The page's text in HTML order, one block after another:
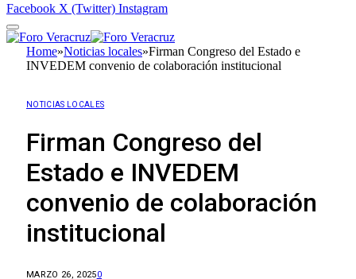
Facebook X (Twitter) Instagram
Home»Noticias locales»Firman Congreso del Estado e
INVEDEM convenio de colaboración institucional
NOTICIAS LOCALES
Firman Congreso del
Estado e INVEDEM
convenio de colaboración
institucional
MARZO 26, 20250